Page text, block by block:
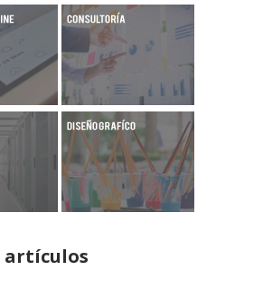
artículos